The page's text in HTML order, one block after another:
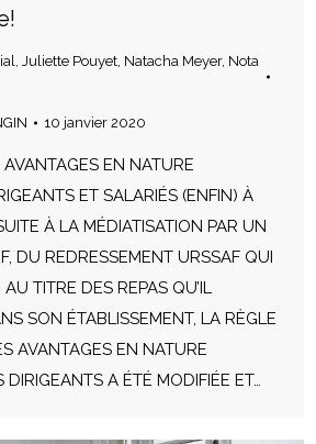
Juliette Pouyet Natacha Meyer, Nota
10 janvier 2020
EN NATURE
ET SALARIÉS (ENFIN) À
À LA MÉDIATISATION PAR UN
DU REDRESSEMENT URSSAF QUI
TITRE DES REPAS QU’IL
SON ÉTABLISSEMENT, LA RÈGLE
AVANTAGES EN NATURE
A ÉTÉ MODIFIÉE ET…